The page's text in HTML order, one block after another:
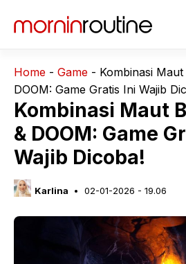
Home - Game - Kombinasi
DOOM: Game Gratis Ini Wajib
Kombinasi Maut
& DOOM: Game
Wajib Dicoba!
Karlina 02-01-2026 - 19.06